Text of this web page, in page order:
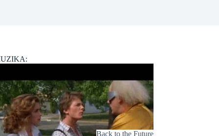
Back to the Future